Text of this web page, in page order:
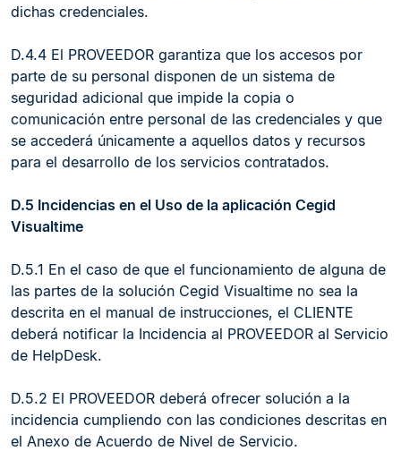
dichas credenciales.
D.4.4 El PROVEEDOR garantiza que los accesos por
parte de su personal disponen de un sistema de
seguridad adicional que impide la copia o
comunicación entre personal de las credenciales y que
se accederá únicamente a aquellos datos y recursos
para el desarrollo de los servicios contratados.
D.5 Incidencias en el Uso de la aplicación Cegid
Visualtime
D.5.1 En el caso de que el funcionamiento de alguna de
las partes de la solución Cegid Visualtime no sea la
descrita en el manual de instrucciones, el CLIENTE
deberá notificar la Incidencia al PROVEEDOR al Servicio
de HelpDesk.
D.5.2 El PROVEEDOR deberá ofrecer solución a la
incidencia cumpliendo con las condiciones descritas en
el Anexo de Acuerdo de Nivel de Servicio.